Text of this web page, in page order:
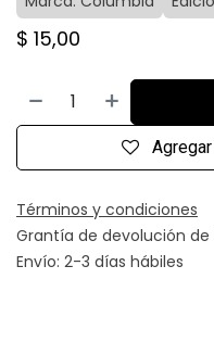
$ 15,00
Términos y condiciones
Grantía de devolución de
Envío: 2-3 días hábiles